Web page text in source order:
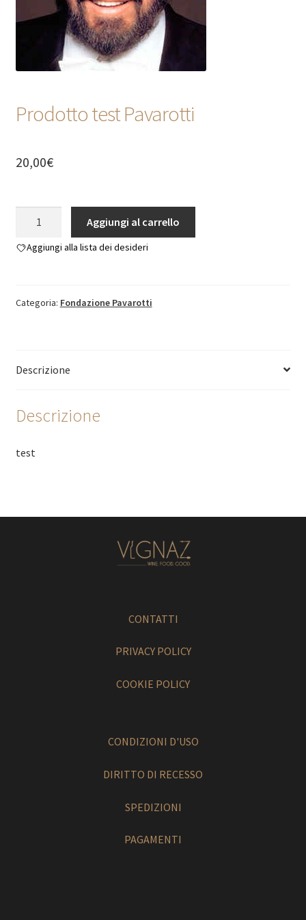
CONTATTI
Prodotto test Pavarotti
20,00€
Pavarotti
Aggiungi al carrello
Aggiungi alla lista dei desideri
Categoria: Fondazione Pavarotti
Descrizione
Descrizione
test
CONTATTI
PRIVACY POLICY
COOKIE POLICY
CONDIZIONI D'USO
DIRITTO DI RECESSO
SPEDIZIONI
PAGAMENTI